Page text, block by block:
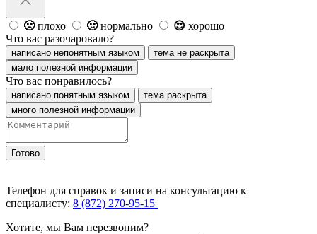
🙁 плохо 🙂 нормально 😍 хорошо
Что вас разочаровало?
написано непонятным языком
тема не раскрыта
мало полезной информации
Что вас понравилось?
написано понятным языком
тема раскрыта
много полезной информации
Готово
Телефон для справок и записи на консультацию к
специалисту: 8 (872) 270-95-15
Хотите, мы Вам перезвоним?